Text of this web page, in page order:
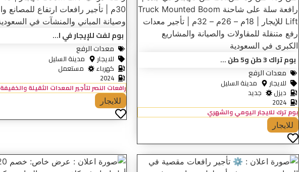
بوم تراك 3 طن و5 طن ...
معدات الرفع
للايجار مدينة السليل
ديزل جديد
2024
بوم ترك للايجار اليومي والشهري
للايجار
بوم لفت للإيجار في ا...
معدات الرفع
للايجار مدينة السليل
كهرباء مستعمل
2024
رافعات النصر لتأجير المعدات الثقيلة والخفيفة
للايجار